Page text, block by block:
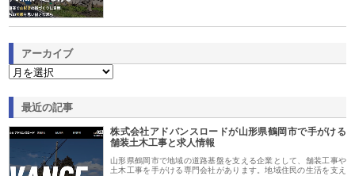
アーカイブ
最近の記事
株式会社アドバンスロードが山形県鶴岡市で手がける
舗装土木工事と求人情報
山形県鶴岡市で地域の道路基盤を支える企業として、舗装工事や
土木工事を手がける専門会社があります。地域住民の生活を支え